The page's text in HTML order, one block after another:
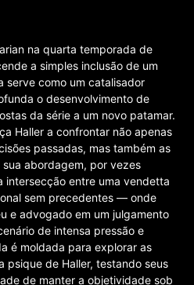
na quarta temporada de
a simples inclusão de um
serve como um catalisador
o desenvolvimento de
da série a um novo patamar.
Haller a confrontar não apenas
passadas, mas também as
abordagem, por vezes
intersecção entre uma vendetta
sem precedentes — onde
e advogado em um julgamento
de intensa pressão e
é moldada para explorar as
psique de Haller, testando seus
de manter a objetividade sob